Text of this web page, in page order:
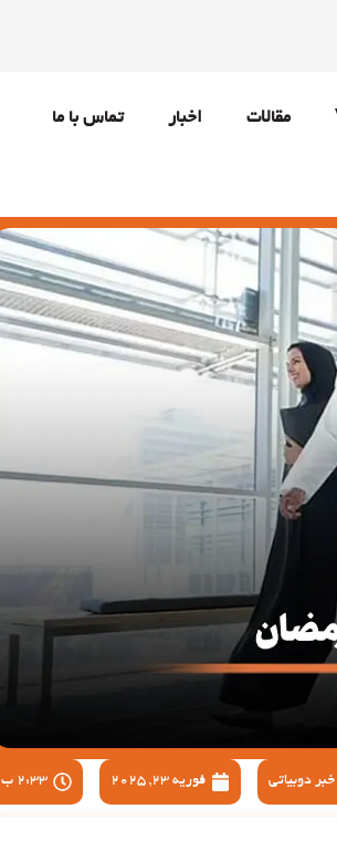
مقالات اخبار تماس با ما
خبر دوبیاتی فوریه 23, 2025 2:33 ب.ظ